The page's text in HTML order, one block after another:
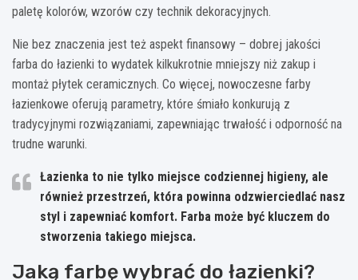
paletę kolorów, wzorów czy technik dekoracyjnych.
Nie bez znaczenia jest też aspekt finansowy – dobrej jakości
farba do łazienki to wydatek kilkukrotnie mniejszy niż zakup i
montaż płytek ceramicznych. Co więcej, nowoczesne farby
łazienkowe oferują parametry, które śmiało konkurują z
tradycyjnymi rozwiązaniami, zapewniając trwałość i odporność na
trudne warunki.
Łazienka to nie tylko miejsce codziennej higieny, ale
również przestrzeń, która powinna odzwierciedlać nasz
styl i zapewniać komfort. Farba może być kluczem do
stworzenia takiego miejsca.
Jaką farbę wybrać do łazienki?